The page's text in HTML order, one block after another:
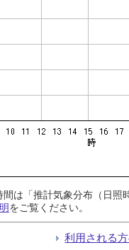
は「推計気象分布（日
をご覧ください。
利用される